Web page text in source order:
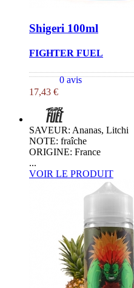
Shigeri 100ml
FIGHTER FUEL
0 avis
17,43 €
SAVEUR: Ananas, Litchi
NOTE: fraîche
ORIGINE: France
...
VOIR LE PRODUIT